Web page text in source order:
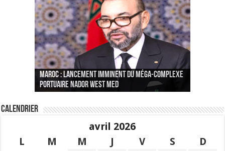
MAROC : Lancement imminent du méga-complexe
portuaire Nador West Med
Le Wali Ait Taleb préside la nomination du
nouveau Secrétaire Général pour insuffler un
sang nouveau à l’administration
Fès : La 70e conférence annuelle de la
Fédération internationale des journalistes et
des écrivains s’est achevée
Paris va présenter à Alger une liste de
« plusieurs centaines de personnes » aux
profils « dangereux »
CGEM: le binôme Oukacha-Joundy reconduit à la
tête de la Fédération des pêches maritimes
Calendrier
avril 2026
L
M M J V S
D